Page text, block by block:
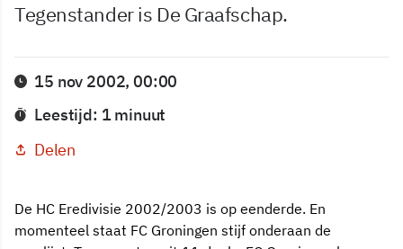
Tegenstander is De Graafschap.
15 nov 2002, 00:00
Leestijd: 1 minuut
Delen
De HC Eredivisie 2002/2003 is op eenderde. En
momenteel staat FC Groningen stijf onderaan de